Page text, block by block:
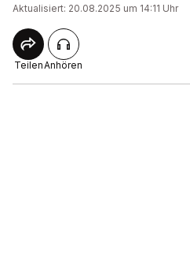
Aktualisiert: 20.08.2025 um 14:11 Uhr
TeilenAnhören